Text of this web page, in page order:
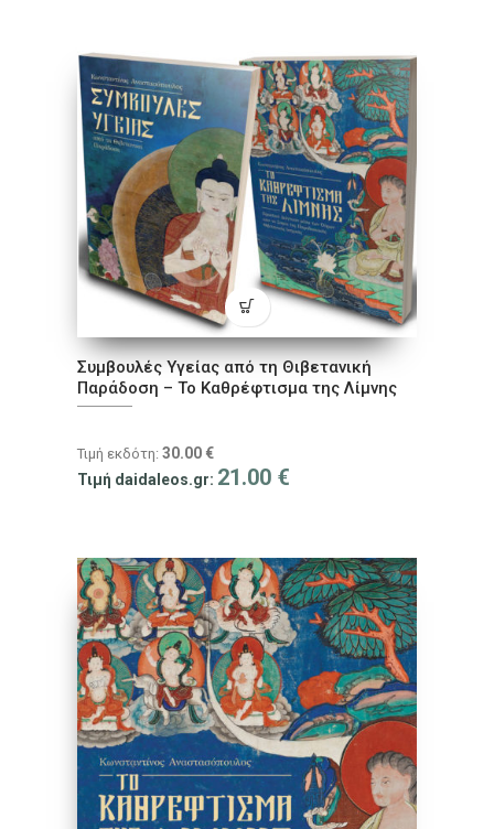
Συμβουλές Υγείας από τη Θιβετανική
Παράδοση – To Καθρέφτισμα της Λίμνης
Τιμή εκδότη: 30.00 €
Τιμή daidaleos.gr: 21.00 €